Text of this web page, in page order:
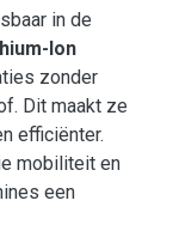
in de
Ion
zonder
Dit maakt ze
efficiënter.
mobiliteit en
een